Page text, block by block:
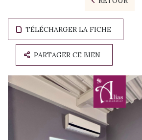
TÉLÉCHARGER LA FICHE
PARTAGER CE BIEN